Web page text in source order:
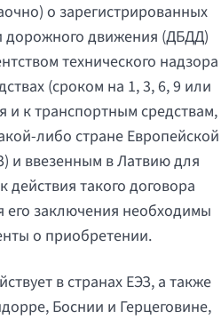
о зарегистрированных
дорожного движения (ДБДД)
технического надзора
(сроком на 1, 3, 6, 9 или
и к транспортным средствам,
либо стране Европейской
и ввезенным в Латвию для
такого договора
его заключения необходимы
о приобретении.
в странах ЕЭЗ, а также
Боснии и Герцеговине,